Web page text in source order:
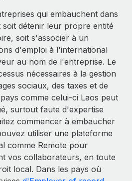
qui embauchent dans
soit détenir leur propre entité
soit s'associer à un
d'emploi à l'international
au nom de l'entreprise. Le
nécessaires à la gestion
sociaux, des taxes et de
comme celui-ci Laos peut
surtout faute d'expertise
commencer à embaucher
utiliser une plateforme
comme Remote pour
vos collaborateurs, en toute
local. Dans les pays où